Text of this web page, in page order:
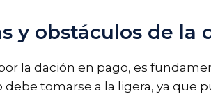
y obstáculos de la
la dación en pago, es
debe tomarse a la ligera, ya que